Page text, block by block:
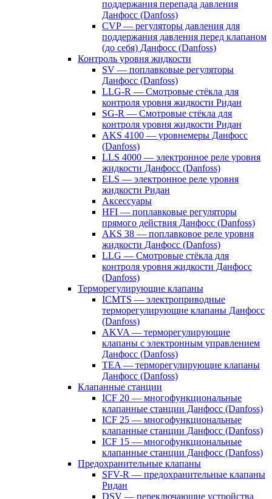
поддержания перепада давления
Данфосс (Danfoss)
CVP — регуляторы давления для
поддержания давления перед клапаном
(до себя) Данфосс (Danfoss)
Контроль уровня жидкости
SV — поплавковые регуляторы
Данфосс (Danfoss)
LLG-R — Смотровые стёкла для
контроля уровня жидкости Ридан
SG-R — Смотровые стёкла для
контроля уровня жидкости Ридан
AKS 4100 — уровнемеры Данфосс
(Danfoss)
LLS 4000 — электронное реле уровня
жидкости Данфосс (Danfoss)
ELS — электронное реле уровня
жидкости Ридан
Аксессуары
HFI — поплавковые регуляторы
прямого действия Данфосс (Danfoss)
AKS 38 — поплавковое реле уровня
жидкости Данфосс (Danfoss)
LLG — Смотровые стёкла для
контроля уровня жидкости Данфосс
(Danfoss)
Терморегулирующие клапаны
ICMTS — электроприводные
терморегулирующие клапаны Данфосс
(Danfoss)
AKVA — терморегулирующие
клапаны с электронным управлением
Данфосс (Danfoss)
TEA — терморегулирующие клапаны
Данфосс (Danfoss)
Клапанные станции
ICF 20 — многофункциональные
клапанные станции Данфосс (Danfoss)
ICF 25 — многофункциональные
клапанные станции Данфосс (Danfoss)
ICF 15 — многофункциональные
клапанные станции Данфосс (Danfoss)
Предохранительные клапаны
SFV-R — предохранительные клапаны
Ридан
DSV — переключающие устройства